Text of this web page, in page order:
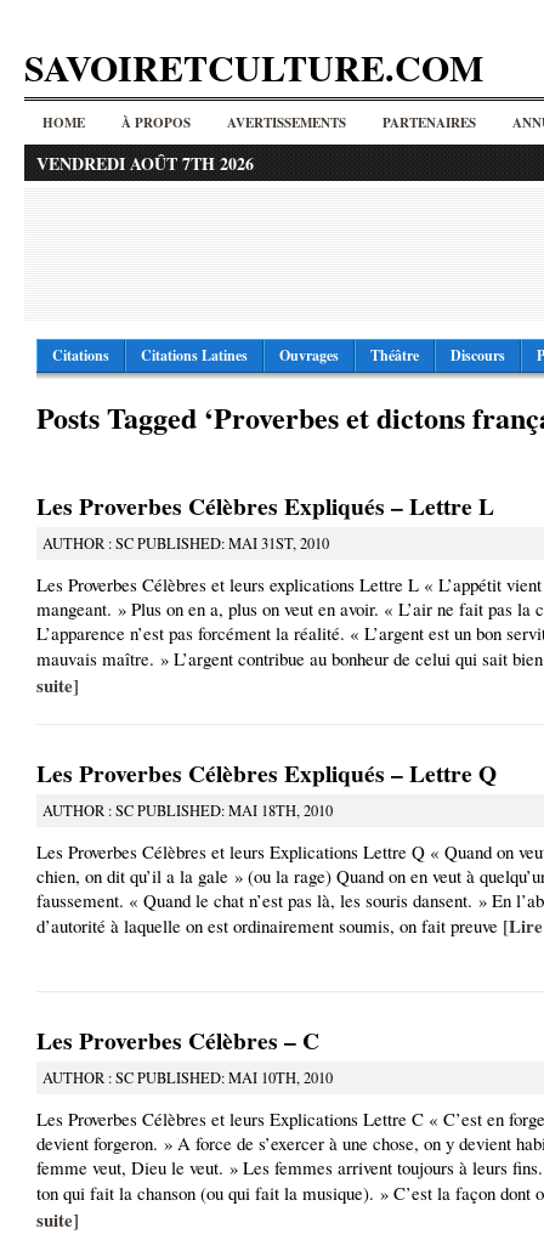
SAVOIRETCULTURE.COM
HOME À PROPOS AVERTISSEMENTS PARTENAIRES
VENDREDI AOÛT 7TH 2026
Citations Citations Latines Ouvrages Théâtre Discours
Posts Tagged ‘Proverbes et dictons
Les Proverbes Célèbres Expliqués – Lettre L
AUTHOR : SC PUBLISHED: MAI 31ST, 2010
Les Proverbes Célèbres et leurs explications Lettre L « L’appétit
mangeant. » Plus on en a, plus on veut en avoir. « L’air ne fait pas la
L’apparence n’est pas forcément la réalité. « L’argent est un bon
mauvais maître. » L’argent contribue au bonheur de celui qui sait
suite]
Les Proverbes Célèbres Expliqués – Lettre Q
AUTHOR : SC PUBLISHED: MAI 18TH, 2010
Les Proverbes Célèbres et leurs Explications Lettre Q « Quand on
chien, on dit qu’il a la gale » (ou la rage) Quand on en veut à
faussement. « Quand le chat n’est pas là, les souris dansent. » En
d’autorité à laquelle on est ordinairement soumis, on fait preuve [
Les Proverbes Célèbres – C
AUTHOR : SC PUBLISHED: MAI 10TH, 2010
Les Proverbes Célèbres et leurs Explications Lettre C « C’est en
devient forgeron. » A force de s’exercer à une chose, on y devient
femme veut, Dieu le veut. » Les femmes arrivent toujours à leurs
ton qui fait la chanson (ou qui fait la musique). » C’est la façon dont
suite]